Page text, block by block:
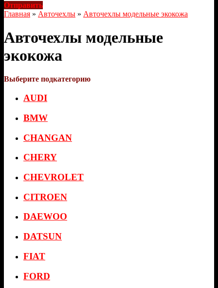
Отправить
Главная » Авточехлы » Авточехлы модельные экокожа
Авточехлы модельные
экокожа
Выберите подкатегорию
AUDI
BMW
CHANGAN
CHERY
CHEVROLET
CITROEN
DAEWOO
DATSUN
FIAT
FORD